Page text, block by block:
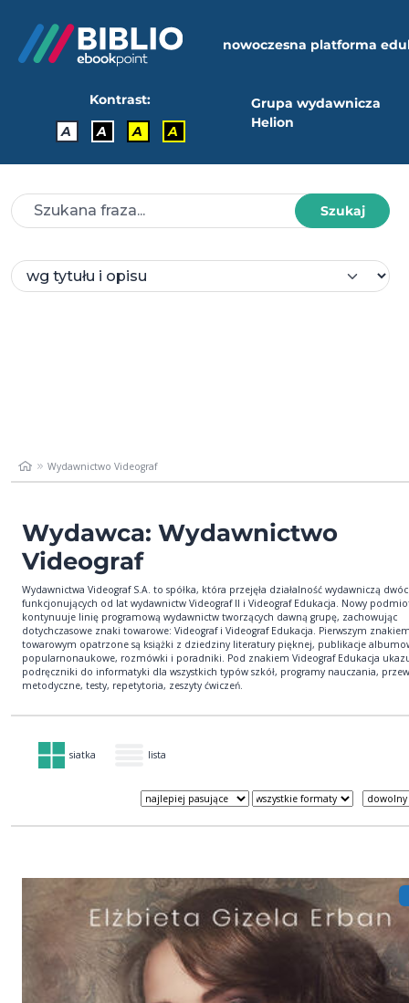
nowoczesna platforma
Kontrast:
A
A A A
Grupa wydawnicza
Helion
Szukaj
Wydawnictwo Videograf
Wydawca: Wydawnictwo
Videograf
Wydawnictwa Videograf S.A. to spółka, która przejęła działalność wydawniczą
funkcjonujących od lat wydawnictw Videograf II i Videograf Edukacja. Nowy
kontynuuje linię programową wydawnictw tworzących dawną grupę, zachowując
dotychczasowe znaki towarowe: Videograf i Videograf Edukacja. Pierwszym
towarowym opatrzone są książki z dziedziny literatury pięknej, publikacje
popularnonaukowe, rozmówki i poradniki. Pod znakiem Videograf Edukacja
podręczniki do informatyki dla wszystkich typów szkół, programy nauczania,
metodyczne, testy, repetytoria, zeszyty ćwiczeń.
siatka lista